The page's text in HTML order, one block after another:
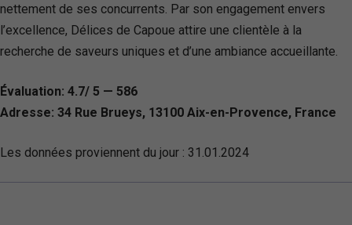
nettement de ses concurrents. Par son engagement envers
l’excellence, Délices de Capoue attire une clientèle à la
recherche de saveurs uniques et d’une ambiance accueillante.
Évaluation: 4.7/ 5 — 586
Adresse: 34 Rue Brueys, 13100 Aix-en-Provence, France
Les données proviennent du jour : 31.01.2024